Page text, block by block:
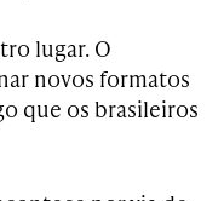
lugar. O
novos formatos
que os brasileiros